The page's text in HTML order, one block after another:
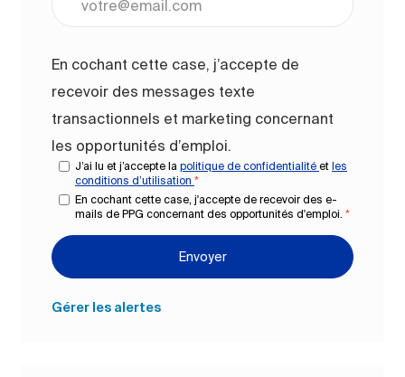
En cochant cette case, j’accepte de
recevoir des messages texte
transactionnels et marketing concernant
les opportunités d’emploi.
J’ai lu et j’accepte la politique de confidentialité et les
conditions d’utilisation *
En cochant cette case, j'accepte de recevoir des e-
mails de PPG concernant des opportunités d'emploi. *
Envoyer
Gérer les alertes